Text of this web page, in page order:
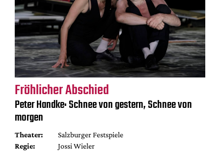
Fröhlicher Abschied
Peter Handke: Schnee von gestern, Schnee von
morgen
Theater:
Salzburger Festspiele
Regie:
Jossi Wieler